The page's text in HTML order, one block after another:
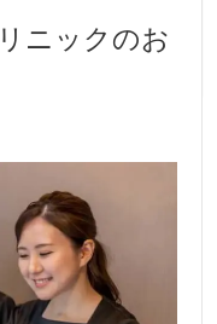
ニックのお